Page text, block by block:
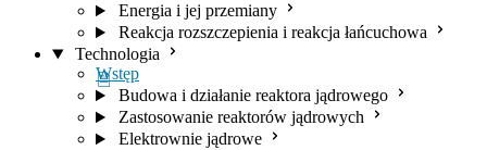
Energia i jej przemiany
Reakcja rozszczepienia i reakcja łańcuchowa
Technologia
Wstęp
Budowa i działanie reaktora jądrowego
Zastosowanie reaktorów jądrowych
Elektrownie jądrowe